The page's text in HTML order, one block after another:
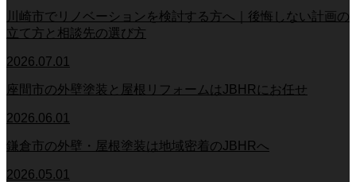
川崎市でリノベーションを検討する方へ｜後悔しない計画の
立て方と相談先の選び方
2026.07.01
座間市の外壁塗装と屋根リフォームはJBHRにお任せ
2026.06.01
鎌倉市の外壁・屋根塗装は地域密着のJBHRへ
2026.05.01